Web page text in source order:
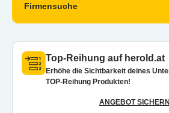
Firmensuche
Top-Reihung auf herold.at
Erhöhe die Sichtbarkeit deines
TOP-Reihung Produkten!
ANGEBOT SICHERN